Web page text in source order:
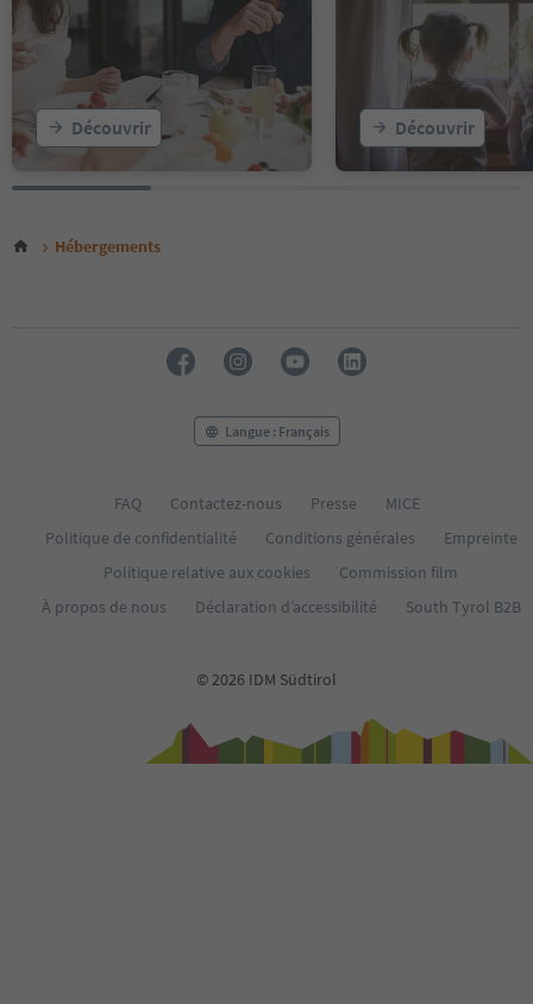
Découvrir Découvrir
Hébergements
Langue : Français
FAQ Contactez-nous Presse
MICE
Politique de confidentialité
Conditions générales
Empreinte
Politique relative aux cookies
Commission film
À propos de nous
Déclaration d’accessibilité South Tyrol B2B
© 2026 IDM Südtirol